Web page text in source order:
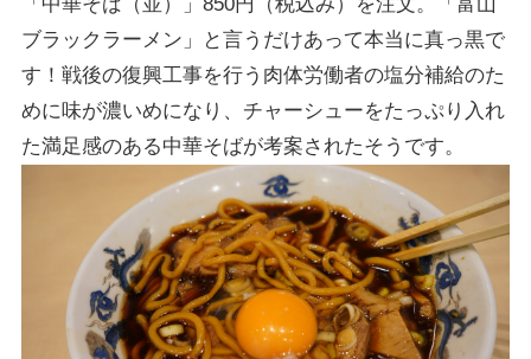
「中華そば（並）」850円（税込み）を注文。「富山
ブラックラーメン」と言うだけあって本当に真っ黒で
す！戦後の復興工事を行う肉体労働者の塩分補給のた
めに味が濃いめになり、チャーシューをたっぷり入れ
た満足感のある中華そばが考案されたそうです。